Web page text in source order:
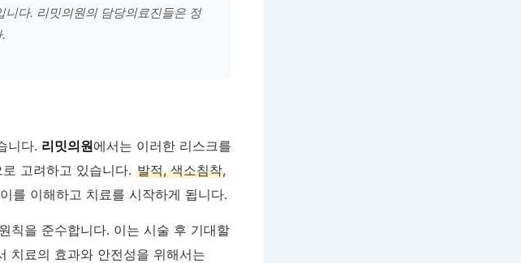
다. 리밋의원의 담당의료진들은 정
니다. 리밋의원에서는 이러한 리스크를
고려하고 있습니다. 발적, 색소침착,
를 이해하고 치료를 시작하게 됩니다.
칙을 준수합니다. 이는 시술 후 기대할
치료의 효과와 안전성을 위해서는